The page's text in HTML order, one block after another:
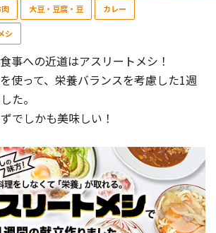
大豆・豆腐・豆 カレー
シ
事への近道はアスリートメシ！
使って、栄養バランスを考慮した1週
た。
でしかも美味しい！